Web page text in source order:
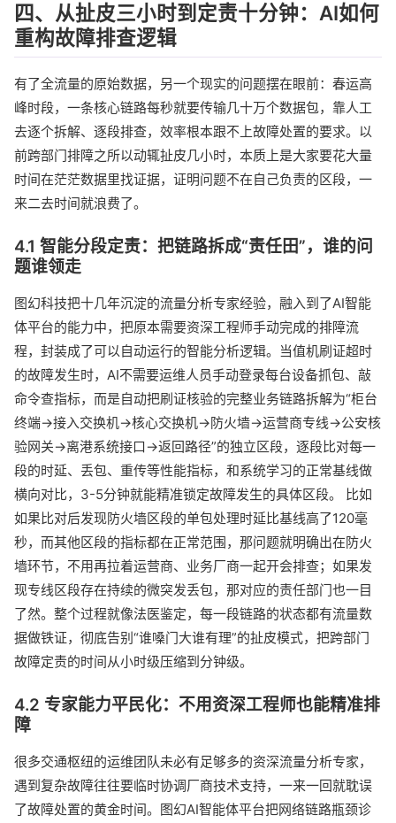
四、从扯皮三小时到定责十分钟：AI如何
重构故障排查逻辑
有了全流量的原始数据，另一个现实的问题摆在眼前：春运高
峰时段，一条核心链路每秒就要传输几十万个数据包，靠人工
去逐个拆解、逐段排查，效率根本跟不上故障处置的要求。以
前跨部门排障之所以动辄扯皮几小时，本质上是大家要花大量
时间在茫茫数据里找证据，证明问题不在自己负责的区段，一
来二去时间就浪费了。
4.1 智能分段定责：把链路拆成“责任田”，谁的问
题谁领走
图幻科技把十几年沉淀的流量分析专家经验，融入到了AI智能
体平台的能力中，把原本需要资深工程师手动完成的排障流
程，封装成了可以自动运行的智能分析逻辑。当值机刷证超时
的故障发生时，AI不需要运维人员手动登录每台设备抓包、敲
命令查指标，而是自动把刷证核验的完整业务链路拆解为“柜台
终端→接入交换机→核心交换机→防火墙→运营商专线→公安核
验网关→离港系统接口→返回路径”的独立区段，逐段比对每一
段的时延、丢包、重传等性能指标，和系统学习的正常基线做
横向对比，3-5分钟就能精准锁定故障发生的具体区段。 比如
如果比对后发现防火墙区段的单包处理时延比基线高了120毫
秒，而其他区段的指标都在正常范围，那问题就明确出在防火
墙环节，不用再拉着运营商、业务厂商一起开会排查；如果发
现专线区段存在持续的微突发丢包，那对应的责任部门也一目
了然。整个过程就像法医鉴定，每一段链路的状态都有流量数
据做铁证，彻底告别“谁嗓门大谁有理”的扯皮模式，把跨部门
故障定责的时间从小时级压缩到分钟级。
4.2 专家能力平民化：不用资深工程师也能精准排
障
很多交通枢纽的运维团队未必有足够多的资深流量分析专家，
遇到复杂故障往往要临时协调厂商技术支持，一来一回就耽误
了故障处置的黄金时间。图幻AI智能体平台把网络链路瓶颈诊